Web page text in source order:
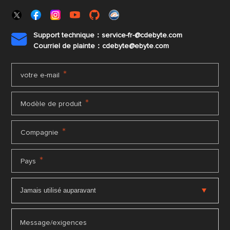

Support technique：service-fr-@cdebyte.com
Courriel de plainte：cdebyte@ebyte.com
votre e-mail *
Modèle de produit *
Compagnie *
Pays *
Message/exigences